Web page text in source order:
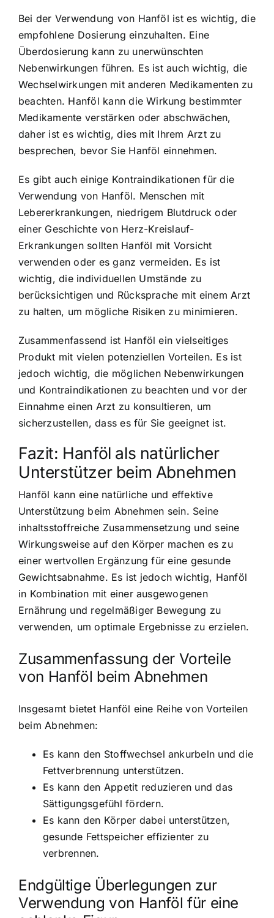
Bei der Verwendung von Hanföl ist es wichtig, die
empfohlene Dosierung einzuhalten. Eine
Überdosierung kann zu unerwünschten
Nebenwirkungen führen. Es ist auch wichtig, die
Wechselwirkungen mit anderen Medikamenten zu
beachten. Hanföl kann die Wirkung bestimmter
Medikamente verstärken oder abschwächen,
daher ist es wichtig, dies mit Ihrem Arzt zu
besprechen, bevor Sie Hanföl einnehmen.
Es gibt auch einige Kontraindikationen für die
Verwendung von Hanföl. Menschen mit
Lebererkrankungen, niedrigem Blutdruck oder
einer Geschichte von Herz-Kreislauf-
Erkrankungen sollten Hanföl mit Vorsicht
verwenden oder es ganz vermeiden. Es ist
wichtig, die individuellen Umstände zu
berücksichtigen und Rücksprache mit einem Arzt
zu halten, um mögliche Risiken zu minimieren.
Zusammenfassend ist Hanföl ein vielseitiges
Produkt mit vielen potenziellen Vorteilen. Es ist
jedoch wichtig, die möglichen Nebenwirkungen
und Kontraindikationen zu beachten und vor der
Einnahme einen Arzt zu konsultieren, um
sicherzustellen, dass es für Sie geeignet ist.
Fazit: Hanföl als natürlicher
Unterstützer beim Abnehmen
Hanföl kann eine natürliche und effektive
Unterstützung beim Abnehmen sein. Seine
inhaltsstoffreiche Zusammensetzung und seine
Wirkungsweise auf den Körper machen es zu
einer wertvollen Ergänzung für eine gesunde
Gewichtsabnahme. Es ist jedoch wichtig, Hanföl
in Kombination mit einer ausgewogenen
Ernährung und regelmäßiger Bewegung zu
verwenden, um optimale Ergebnisse zu erzielen.
Zusammenfassung der Vorteile
von Hanföl beim Abnehmen
Insgesamt bietet Hanföl eine Reihe von Vorteilen
beim Abnehmen:
Es kann den Stoffwechsel ankurbeln und die
Fettverbrennung unterstützen.
Es kann den Appetit reduzieren und das
Sättigungsgefühl fördern.
Es kann den Körper dabei unterstützen,
gesunde Fettspeicher effizienter zu
verbrennen.
Endgültige Überlegungen zur
Verwendung von Hanföl für eine